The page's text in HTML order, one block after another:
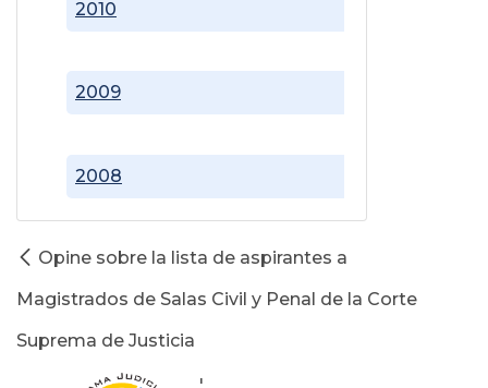
2008
2009
2010
Opine sobre la lista de aspirantes a
Magistrados de Salas Civil y Penal de la Corte
Suprema de Justicia